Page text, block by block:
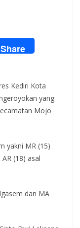
Share
Kediri Kota
yang
Mojo
yakni MR (15)
(18) asal
dan MA